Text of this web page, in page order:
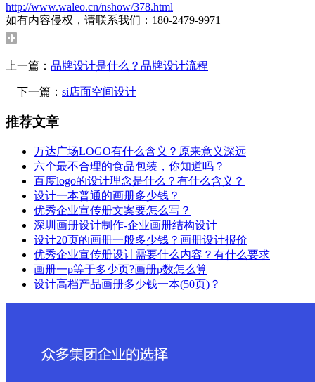
http://www.waleo.cn/nshow/378.html
如有内容侵权，请联系我们：180-2479-9971
上一篇： 品牌设计是什么？品牌设计流程
下一篇： si店面空间设计
推荐文章
万达广场LOGO有什么含义？原来意义深远
六个最不合理的食品包装，你知道吗？
百度logo的设计理念是什么？有什么含义？
设计一本普通的画册多少钱？
优秀企业宣传册文案要怎么写？
深圳画册设计制作-企业画册结构设计
设计20页的画册一般多少钱？画册设计报价
优秀企业宣传册设计需要什么内容？有什么要求
画册一p等于多少页?画册p数怎么算
设计高档产品画册多少钱一本(50页)？